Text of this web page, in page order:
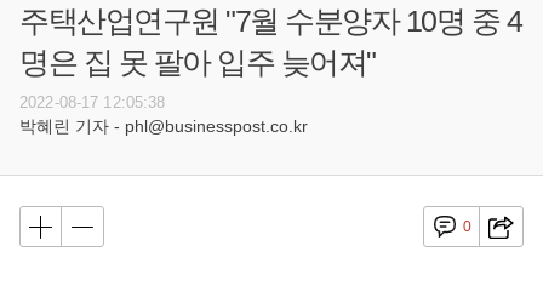
주택산업연구원 "7월 수분양자 10명 중 4
명은 집 못 팔아 입주 늦어져"
2022-08-17 12:05:38
박혜린 기자 - phl@businesspost.co.kr
0